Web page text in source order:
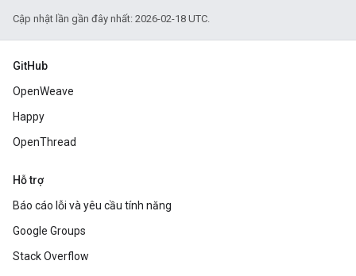
Cập nhật lần gần đây nhất: 2026-02-18 UTC.
GitHub
OpenWeave
Happy
OpenThread
Hỗ trợ
Báo cáo lỗi và yêu cầu tính năng
Google Groups
Stack Overflow